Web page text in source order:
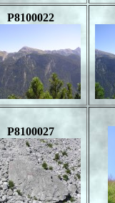
P8100022
P8100027